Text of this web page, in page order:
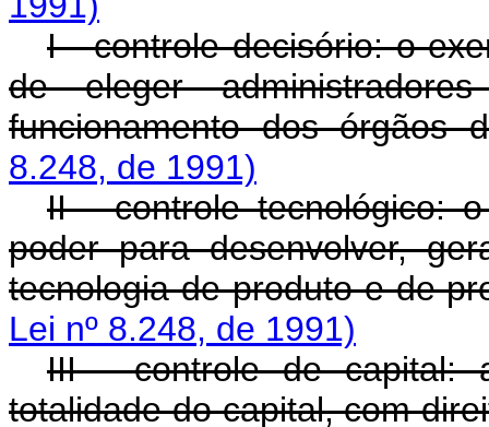
I - controle decisório: o
de eleger
funcionamento dos órgãos
8.248, de 1991)
II - controle tecnológico:
poder para desenvolver,
tecnologia de produto e de
Lei nº 8.248, de 1991)
III - controle de capital:
totalidade do capital, com